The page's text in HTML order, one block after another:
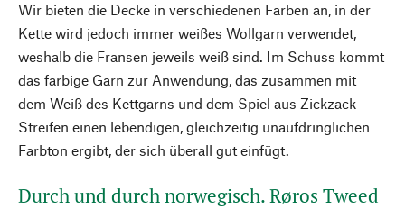
Wir bieten die Decke in verschiedenen Farben an, in der
Kette wird jedoch immer weißes Wollgarn verwendet,
weshalb die Fransen jeweils weiß sind. Im Schuss kommt
das farbige Garn zur Anwendung, das zusammen mit
dem Weiß des Kettgarns und dem Spiel aus Zickzack-
Streifen einen lebendigen, gleichzeitig unaufdringlichen
Farbton ergibt, der sich überall gut einfügt.
Durch und durch norwegisch. Røros Tweed